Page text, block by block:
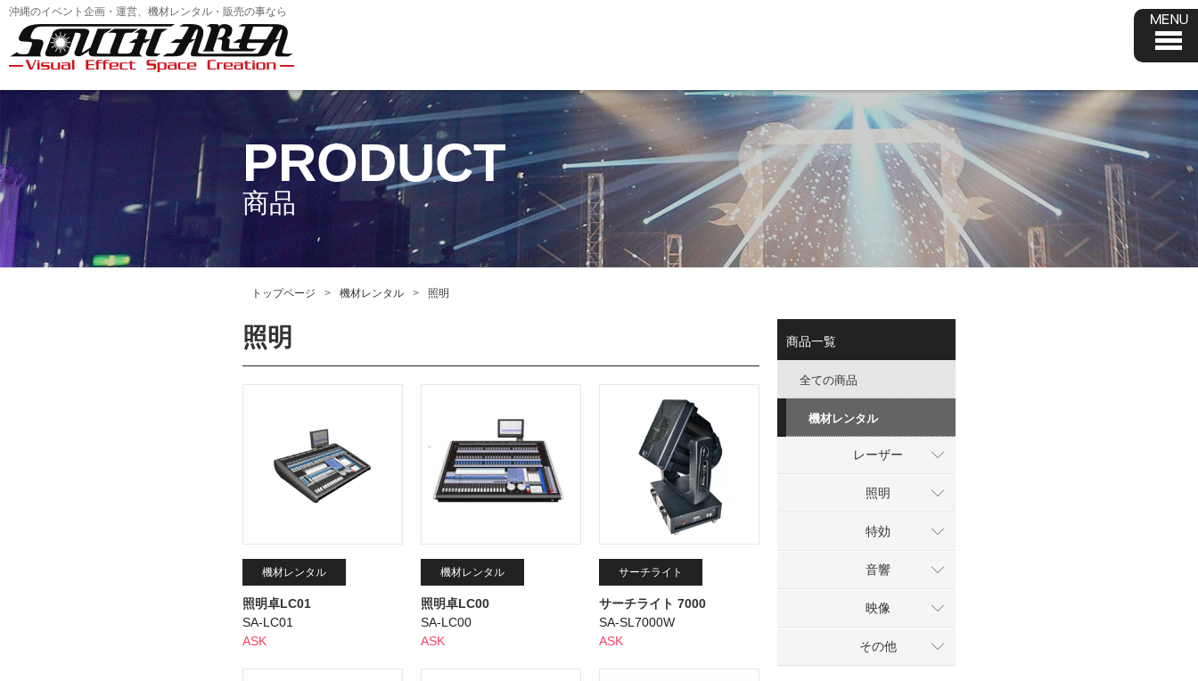
沖縄のイベント企画・運営、機材レンタル・販売の事なら
PRODUCT
商品
トップページ 機材レンタル 照明
照明
機材レンタル
照明卓LC01
SA-LC01
ASK
機材レンタル
照明卓LC00
SA-LC00
ASK
サーチライト
サーチライト 7000
SA-SL7000W
ASK
商品一覧
全ての商品
機材レンタル
レーザー
照明
特効
音響
映像
その他